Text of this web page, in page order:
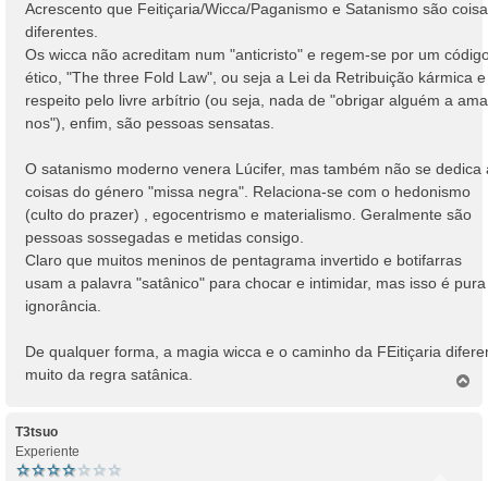
Acrescento que Feitiçaria/Wicca/Paganismo e Satanismo são
diferentes.
Os wicca não acreditam num "anticristo" e regem-se por um
ético, "The three Fold Law", ou seja a Lei da Retribuição kármica
respeito pelo livre arbítrio (ou seja, nada de "obrigar alguém a
nos"), enfim, são pessoas sensatas.
O satanismo moderno venera Lúcifer, mas também não se dedica
coisas do género "missa negra". Relaciona-se com o hedonismo
(culto do prazer) , egocentrismo e materialismo. Geralmente são
pessoas sossegadas e metidas consigo.
Claro que muitos meninos de pentagrama invertido e botifarras
usam a palavra "satânico" para chocar e intimidar, mas isso é pura
ignorância.
De qualquer forma, a magia wicca e o caminho da FEitiçaria
muito da regra satânica.
T3tsuo
Experiente